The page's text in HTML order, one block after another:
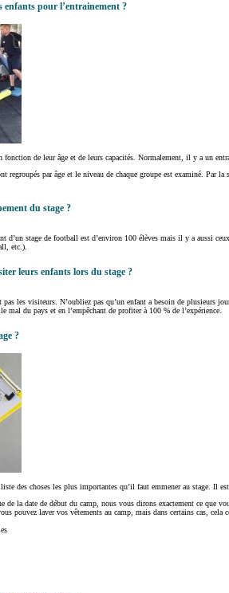
enfants pour l’entrainement ?
fonction de leur âge et de leurs capacités. Normalement, il y a un
regroupés par âge et le niveau de chaque groupe est examiné. Par
du stage ?
d’un stage de football est d’environ 100 élèves mais il y a aussi
etc.).
leurs enfants lors du stage ?
pas les visiteurs. N’oubliez pas qu’un enfant a besoin de plusieurs
mal du pays et en l’empêchant de profiter à 100 % de l’expérience.
?
des choses les plus importantes qu’il faut emmener au stage. Il
de la date de début du camp, nous vous dirons exactement ce que
pouvez laver vos vêtements au camp, mais dans certains cas, cela